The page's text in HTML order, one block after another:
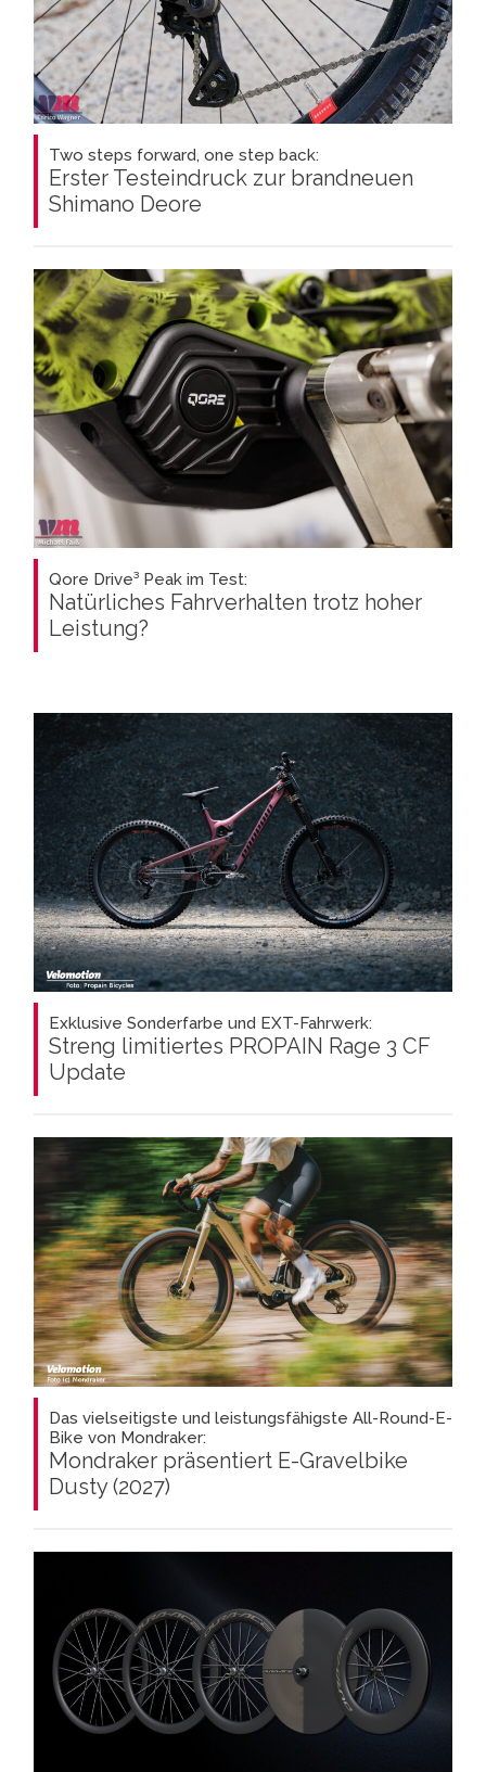
Two steps forward, one step back:
Erster Testeindruck zur brandneuen
Shimano Deore
Qore Drive³ Peak im Test:
Natürliches Fahrverhalten trotz hoher
Leistung?
Exklusive Sonderfarbe und EXT-Fahrwerk:
Streng limitiertes PROPAIN Rage 3 CF
Update
Das vielseitigste und leistungsfähigste All-Round-E-
Bike von Mondraker:
Mondraker präsentiert E-Gravelbike
Dusty (2027)